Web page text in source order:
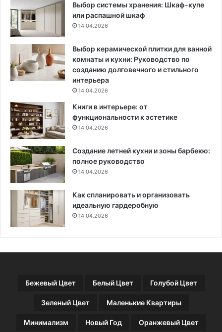
Выбор системы хранения: Шкаф-купе
или распашной шкаф
14.04.2026
Выбор керамической плитки для ванной
комнаты и кухни: Руководство по
созданию долговечного и стильного
интерьера
14.04.2026
Книги в интерьере: от
функциональности к эстетике
14.04.2026
Создание летней кухни и зоны барбекю:
полное руководство
14.04.2026
Как спланировать и организовать
идеальную гардеробную
14.04.2026
Бежевый Цвет Белый Цвет Голубой Цвет
Зеленый Цвет Маленькие Квартиры
Минимализм Новый Год Оранжевый Цвет